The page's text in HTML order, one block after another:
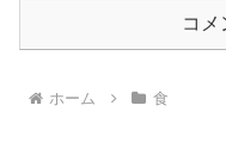
コメ
ホーム 食